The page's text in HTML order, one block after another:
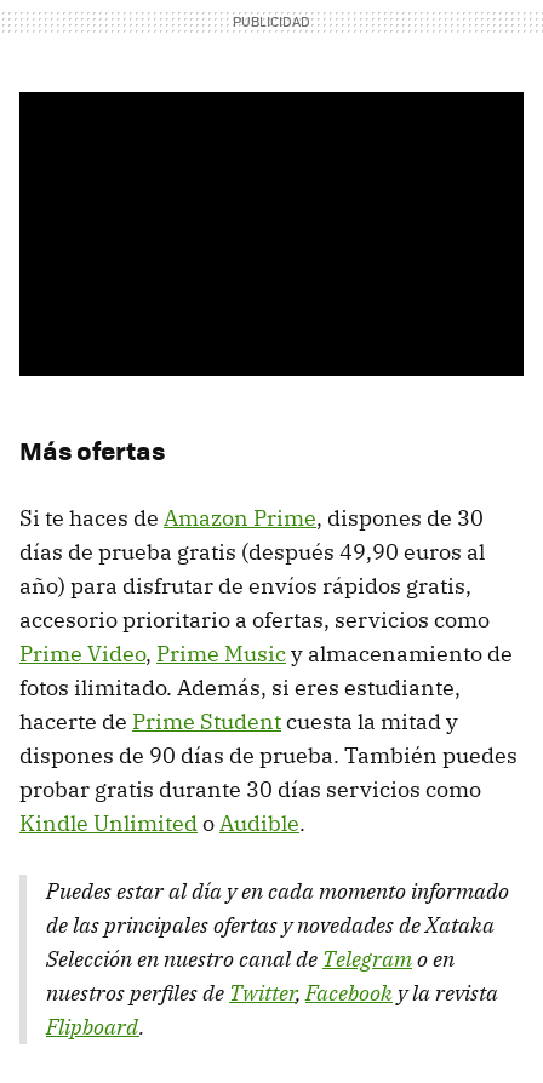
Más ofertas
Si te haces de Amazon Prime, dispones de 30
días de prueba gratis (después 49,90 euros al
año) para disfrutar de envíos rápidos gratis,
accesorio prioritario a ofertas, servicios como
Prime Video, Prime Musicy almacenamiento de
fotos ilimitado. Además, si eres estudiante,
hacerte de Prime Studentcuesta la mitad y
dispones de 90 días de prueba. También puedes
probar gratis durante 30 días servicios como
Kindle UnlimitedoAudible.
Puedes estar al día y en cada momento informado
de las principales ofertas y novedades de Xataka
Selección en nuestro canal de Telegramo en
nuestros perfiles de Twitter,Facebook y la revista
Flipboard.